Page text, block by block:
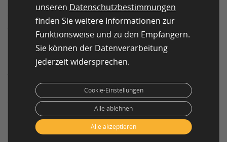
Stichproben von unschätzbarem Wert. Denn sie
ermöglichen es den Forschern, gezielt die Personen
auszuwählen, die die Forschungsfrage am besten
beantworten können. Eine Studie, die sich
beispielsweise mit den Erfahrungen von
Kriegsveteranen befasst, müsste idealerweise Daten
von Personen sammeln, die während des Krieges im
Militär gedient haben. Mit einer gezielten
Stichprobenauswahl kann der Forscher solche
Personen bewusst für die Studie auswählen und so
Daten erhalten, die für die Forschungsfrage relevant
und aufschlussreich sind.
unseren Datenschutzbestimmungen
finden Sie weitere Informationen zur
Funktionsweise und zu den Empfängern.
Sie können der Datenverarbeitung
jederzeit widersprechen.
Alle akzeptieren
Alle ablehnen
Cookie-Einstellungen